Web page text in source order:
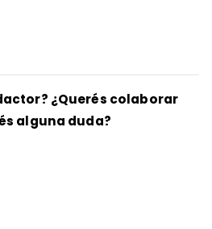
¿Querés colaborar
alguna duda?